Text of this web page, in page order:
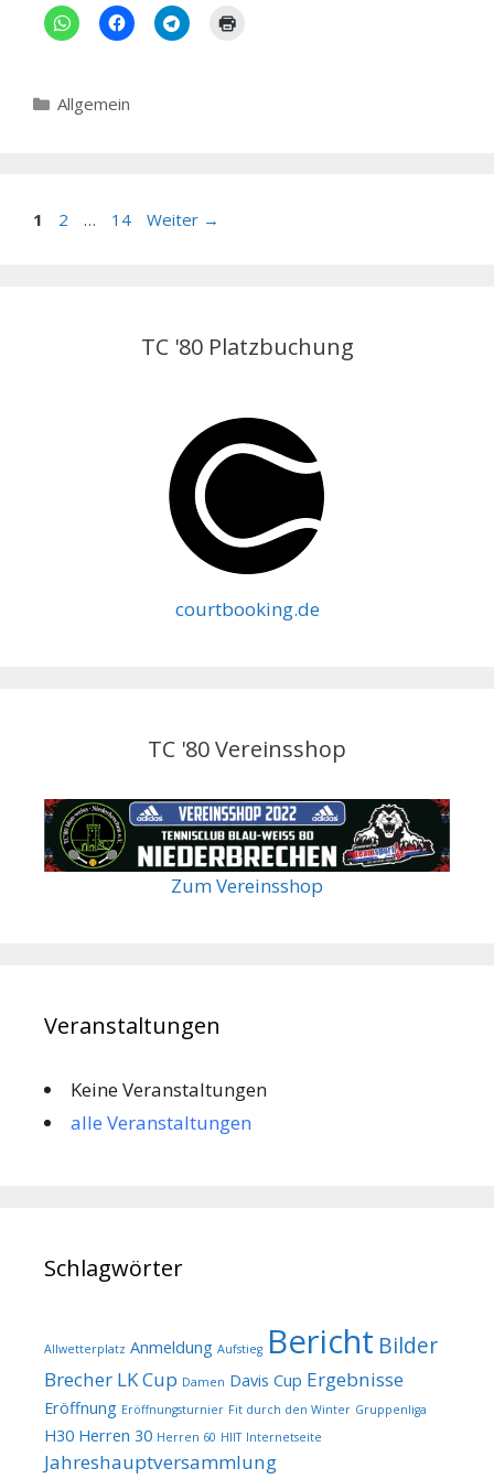
Kategorien
Allgemein
Seite
1 Seite
2 … Seite
14 Weiter →
TC '80 Platzbuchung
courtbooking.de
TC '80 Vereinsshop
Zum Vereinsshop
Veranstaltungen
Keine Veranstaltungen
alle Veranstaltungen
Schlagwörter
Allwetterplatz Anmeldung Aufstieg Bericht Bilder
Brecher LK Cup Damen Davis Cup Ergebnisse
Eröffnung Eröffnungsturnier Fit durch den Winter Gruppenliga
H30 Herren 30 Herren 60 HIIT Internetseite
Jahreshauptversammlung